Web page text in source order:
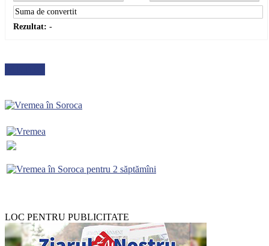
Rezultat: -
LOC PENTRU PUBLICITATE